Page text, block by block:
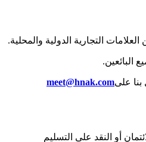
التجارية الدولية والمحلية.
البائعين.
بنا علىmeet@hnak.com
أو النقد على التسليم